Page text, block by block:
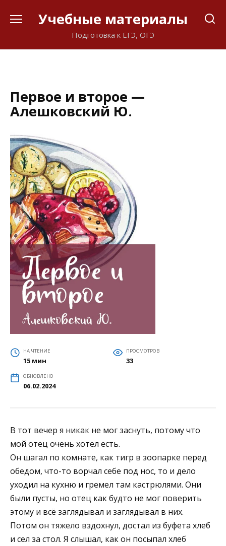
Учебные материалы
Подготовка к ЕГЭ, ОГЭ
Первое и второе —
Алешковский Ю.
НА ЧТЕНИЕ
15 мин
ПРОСМОТРОВ
33
ОБНОВЛЕНО
06.02.2024
В тот вечер я никак не мог заснуть, потому что
мой отец очень хотел есть.
Он шагал по комнате, как тигр в зоопарке перед
обедом, что-то ворчал себе под нос, то и дело
уходил на кухню и гремел там кастрюлями. Они
были пусты, но отец как будто не мог поверить
этому и всё заглядывал и заглядывал в них.
Потом он тяжело вздохнул, достал из буфета хлеб
и сел за стол. Я слышал, как он посыпал хлеб